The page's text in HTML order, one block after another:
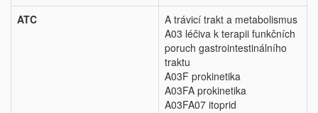
ATC
A trávicí trakt a metabolismus
A03 léčiva k terapii funkčních
poruch gastrointestinálního
traktu
A03F prokinetika
A03FA prokinetika
A03FA07 itoprid